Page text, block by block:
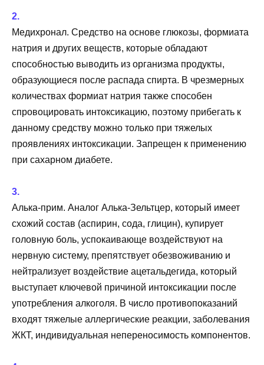
Медихронал. Средство на основе глюкозы, формиата
натрия и других веществ, которые обладают
способностью выводить из организма продукты,
образующиеся после распада спирта. В чрезмерных
количествах формиат натрия также способен
спровоцировать интоксикацию, поэтому прибегать к
данному средству можно только при тяжелых
проявлениях интоксикации. Запрещен к применению
при сахарном диабете.
Алька-прим. Аналог Алька-Зельтцер, который имеет
схожий состав (аспирин, сода, глицин), купирует
головную боль, успокаивающе воздействуют на
нервную систему, препятствует обезвоживанию и
нейтрализует воздействие ацетальдегида, который
выступает ключевой причиной интоксикации после
употребления алкоголя. В число противопоказаний
входят тяжелые аллергические реакции, заболевания
ЖКТ, индивидуальная непереносимость компонентов.